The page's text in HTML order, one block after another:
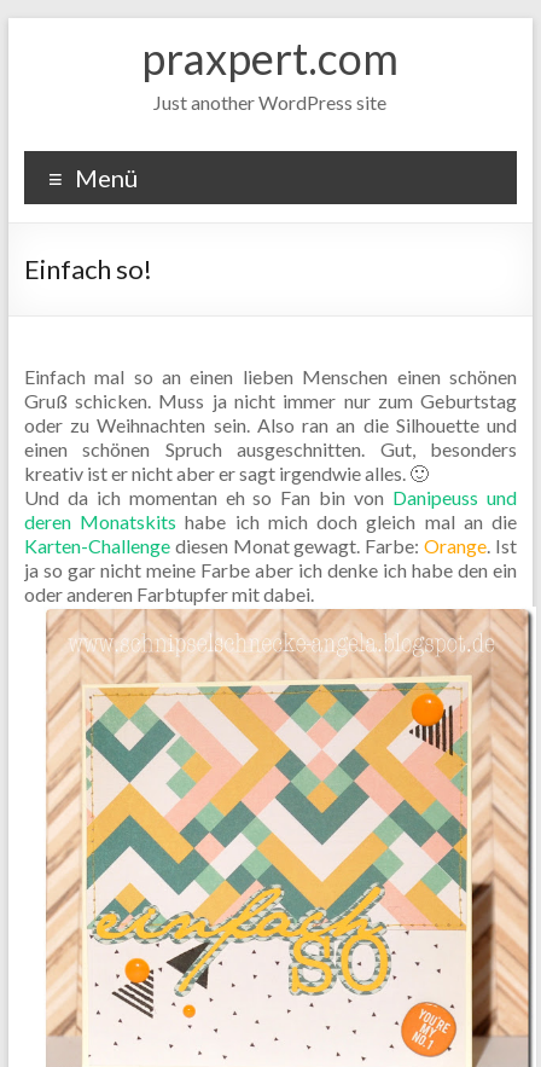
praxpert.com
Just another WordPress site
Menü
Einfach so!
Einfach mal so an einen lieben Menschen einen schönen
Gruß schicken. Muss ja nicht immer nur zum Geburtstag
oder zu Weihnachten sein. Also ran an die Silhouette und
einen schönen Spruch ausgeschnitten. Gut, besonders
kreativ ist er nicht aber er sagt irgendwie alles. 🙂
Und da ich momentan eh so Fan bin von Danipeuss und
deren Monatskits habe ich mich doch gleich mal an die
Karten-Challengediesen Monat gewagt. Farbe:Orange. Ist
ja so gar nicht meine Farbe aber ich denke ich habe den ein
oder anderen Farbtupfer mit dabei.